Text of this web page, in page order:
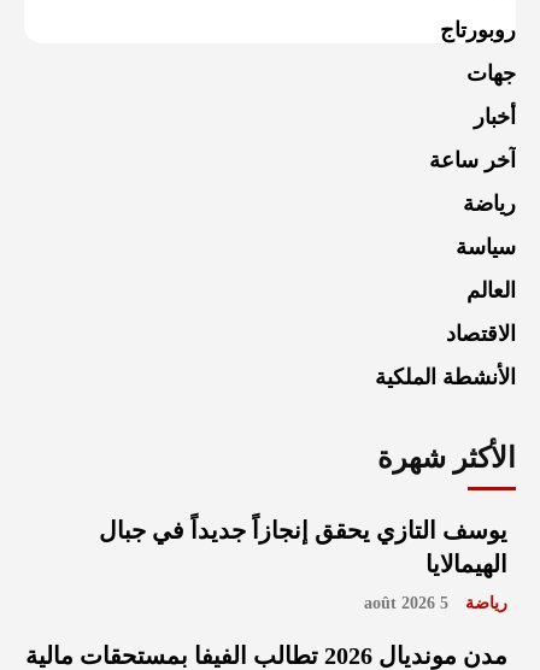
روبورتاج
جهات
أخبار
آخر ساعة
رياضة
سياسة
العالم
الاقتصاد
الأنشطة الملكية
الأكثر شهرة
يوسف التازي يحقق إنجازاً جديداً في جبال
الهيمالايا
رياضة 5 août 2026
مدن مونديال 2026 تطالب الفيفا بمستحقات مالية